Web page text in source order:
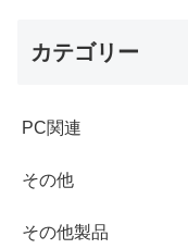
カテゴリー
PC関連
その他
その他製品